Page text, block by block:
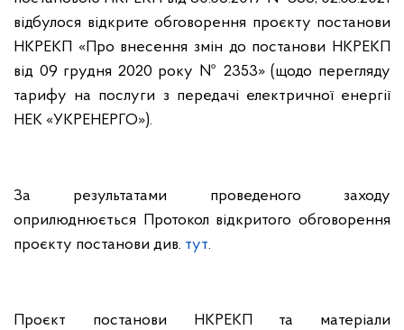
відбулося відкрите обговорення проєкту постанови
НКРЕКП «Про внесення змін до постанови НКРЕКП
від 09 грудня 2020 року № 2353» (щодо перегляду
тарифу на послуги з передачі електричної енергії
НЕК «УКРЕНЕРГО»).
За результатами проведеного заходу
оприлюднюється Протокол відкритого обговорення
проєкту постанови див. тут.
Проєкт постанови НКРЕКП та матеріали